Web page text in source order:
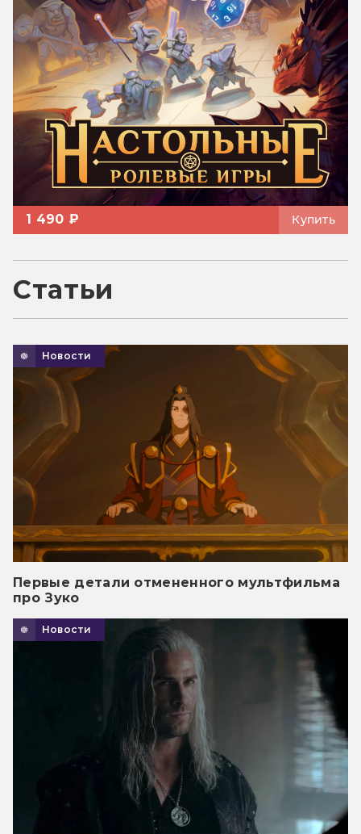
1 490 ₽ Купить
Статьи
Новости
Первые детали отмененного мультфильма
про Зуко
Новости